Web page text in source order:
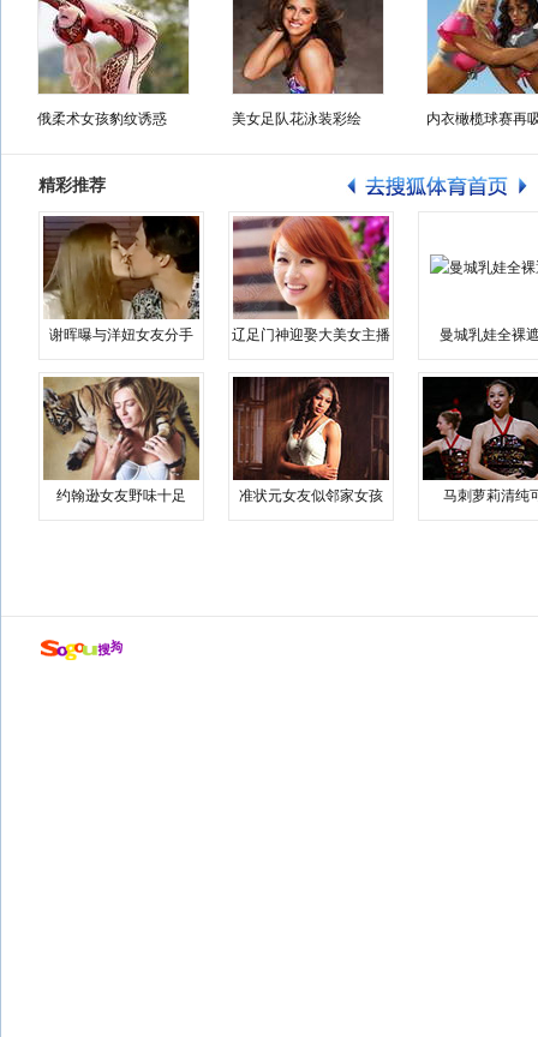
俄柔术女孩豹纹诱惑 美女足队花泳装彩绘 内衣橄榄球赛再
精彩推荐
谢晖曝与洋妞女友分手 辽足门神迎娶大美女主播 曼城乳娃全裸
约翰逊女友野味十足 准状元女友似邻家女孩 马刺萝莉清纯